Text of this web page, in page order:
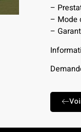
–
– Mode
–